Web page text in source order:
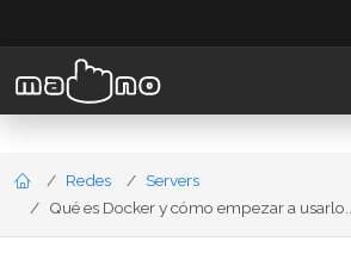
Redes
Servers
Qué es Docker y cómo empezar a usarlo....